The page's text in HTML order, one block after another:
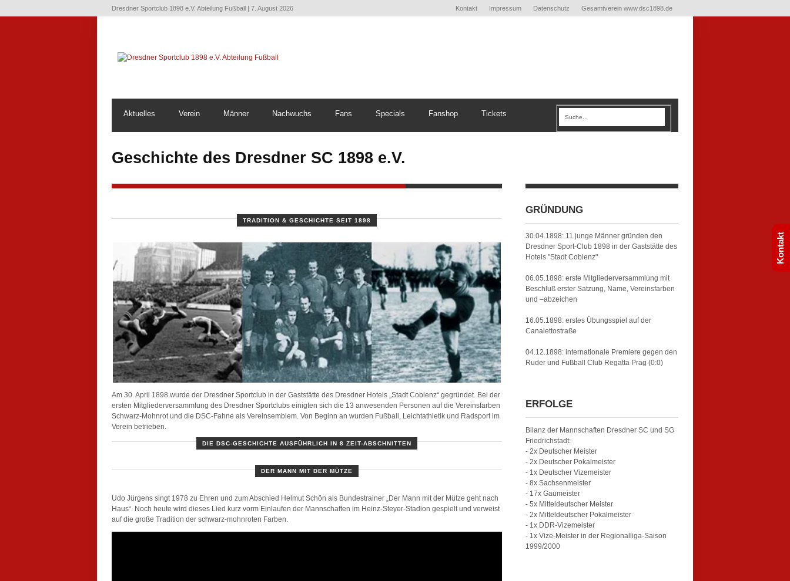
Dresdner Sportclub 1898 e.V. Abteilung Fußball | 7. August 2026 Kontakt Impressum Datenschutz Gesamtverein www.dsc1898.de
Aktuelles Verein Männer Nachwuchs Fans Specials Fanshop Tickets
Geschichte des Dresdner SC 1898 e.V.
TRADITION & GESCHICHTE SEIT 1898
Am 30. April 1898 wurde der Dresdner Sportclub in der Gaststätte des Dresdner Hotels „Stadt Coblenz“ gegründet. Bei der
ersten Mitgliederversammlung des Dresdner Sportclubs einigten sich die 13 anwesenden Personen auf die Vereinsfarben
Schwarz-Mohnrot und die DSC-Fahne als Vereinsemblem. Von Beginn an wurden Fußball, Leichtathletik und Radsport im
Verein betrieben.
DIE DSC-GESCHICHTE AUSFÜHRLICH IN 8 ZEIT-ABSCHNITTEN
DER MANN MIT DER MÜTZE
Udo Jürgens singt 1978 zu Ehren und zum Abschied Helmut Schön als Bundestrainer „Der Mann mit der Mütze geht nach
Haus“. Noch heute wird dieses Lied kurz vorm Einlaufen der Mannschaften im Heinz-Steyer-Stadion gespielt und verweist
auf die große Tradition der schwarz-mohnroten Farben.
GRÜNDUNG
30.04.1898: 11 junge Männer gründen den
Dresdner Sport-Club 1898 in der Gaststätte des
Hotels "Stadt Coblenz"
06.05.1898: erste Mitgliederversammlung mit
Beschluß erster Satzung, Name, Vereinsfarben
und –abzeichen
16.05.1898: erstes Übungsspiel auf der
Canalettostraße
04.12.1898: internationale Premiere gegen den
Ruder und Fußball Club Regatta Prag (0:0)
ERFOLGE
Bilanz der Mannschaften Dresdner SC und SG
Friedrichstadt:
- 2x Deutscher Meister
- 2x Deutscher Pokalmeister
- 1x Deutscher Vizemeister
- 8x Sachsenmeister
- 17x Gaumeister
- 5x Mitteldeutscher Meister
- 2x Mitteldeutscher Pokalmeister
- 1x DDR-Vizemeister
- 1x Vize-Meister in der Regionalliga-Saison
1999/2000
Kontakt